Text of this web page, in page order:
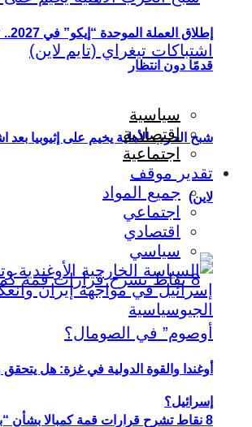
شبح الحرب الأهلية يخيم على إثيوبيا بعد
لاين)
8 نقاط تشرح قرارات قمة كمبالا بشأن
قدمًا دون انتظار
سياسية
اقتصادية
اجتماعية
تقدير موقف
جميع المواد
اجتماعي
اقتصادي
سياسي
أوغندا والقوة الدولية في غزة: هل
إسرائيل؟